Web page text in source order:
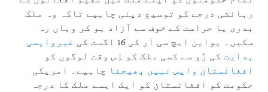
رہائشی درجے کو توسیع دینی چاہیے تاکہ وہ ملک
بدری یا حراست کے خوف سے آزاد ہو کر وہاں رہ
سکیں۔ یواین ایچ سی آر کی 16 اگست کی
غیرواپسی
ہدایت کی رُو سے کسی ملک کو اِس وقت لوگوں کو
افغانستان واپس نہیں بھیجنا چاہیے۔ امریکی
حکومت کو افغانستان کو ایک ایسے ملک کا درجہ